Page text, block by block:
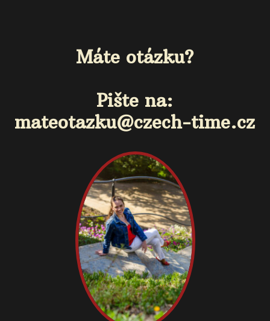
Máte otázku?
Pište na:
mateotazku@czech-time.cz